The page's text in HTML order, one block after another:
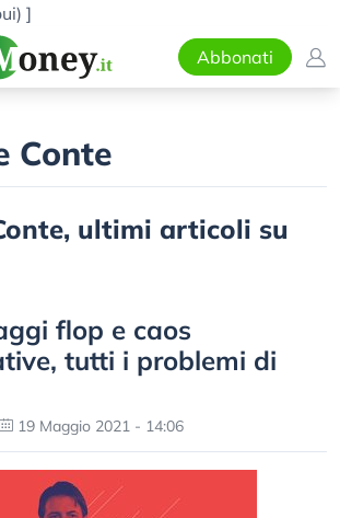
]
Abbonati
Conte
ultimi articoli su
flop e caos
tutti i problemi di
19 Maggio 2021 - 14:06